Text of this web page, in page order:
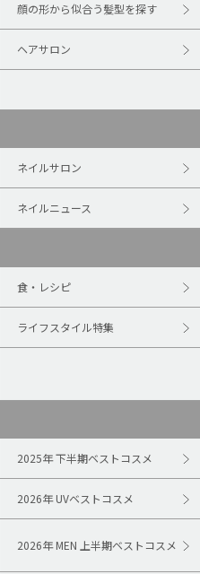
顔の形から似合う髪型を探す
ヘアサロン
ネイルサロン
ネイルニュース
食・レシピ
ライフスタイル特集
2025年 下半期ベストコスメ
2026年 UVベストコスメ
2026年 MEN 上半期ベストコスメ